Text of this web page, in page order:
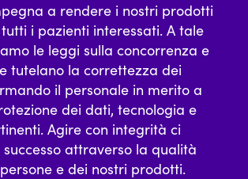
a rendere i nostri prodotti
i pazienti interessati. A tale
le leggi sulla concorrenza e
tutelano la correttezza dei
il personale in merito a
dei dati, tecnologia e
Agire con integrità ci
attraverso la qualità
e dei nostri prodotti.